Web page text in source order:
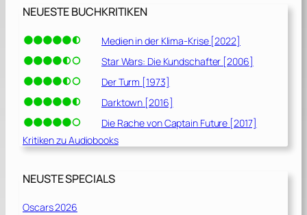
NEUESTE BUCHKRITIKEN
Medien in der Klima-Krise [2022]
Star Wars: Die Kundschafter [2006]
Der Turm [1973]
Darktown [2016]
Die Rache von Captain Future [2017]
Kritiken zu Audiobooks
NEUSTE SPECIALS
Oscars 2026